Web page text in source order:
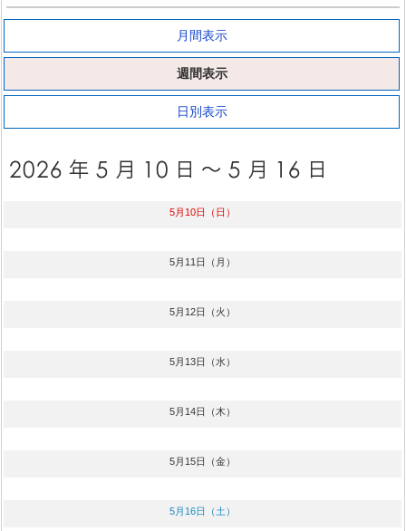
月間表示
週間表示
日別表示
5月10日（日）
5月11日（月）
5月12日（火）
5月13日（水）
5月14日（木）
5月15日（金）
5月16日（土）